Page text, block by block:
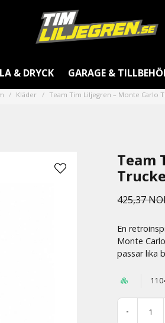
& DRYCK GARAGE &
Kläder Team Tim Liljegren – Monte Carlo
Team
425,37
En
Monte
passar lika
-